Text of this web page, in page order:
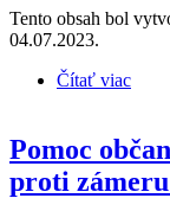
Tento obsah bol
04.07.2023.
Čítať viac
Pomoc
proti